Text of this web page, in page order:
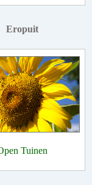
Eropuit
Tuinen